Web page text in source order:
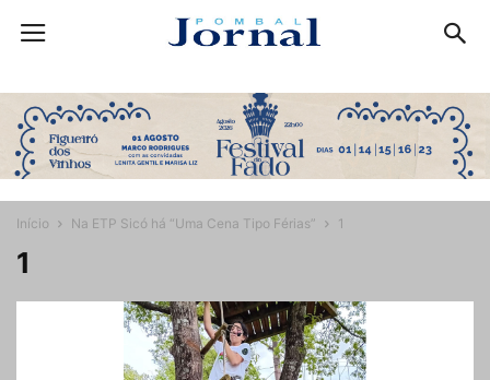
Início Na ETP Sicó há “Uma Cena Tipo Férias” 1
1